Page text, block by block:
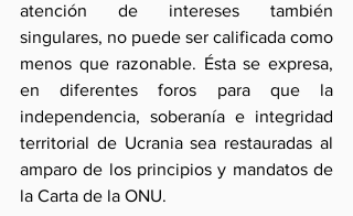
atención de intereses también
singulares, no puede ser calificada como
menos que razonable. Ésta se expresa,
en diferentes foros para que la
independencia, soberanía e integridad
territorial de Ucrania sea restauradas al
amparo de los principios y mandatos de
la Carta de la ONU.